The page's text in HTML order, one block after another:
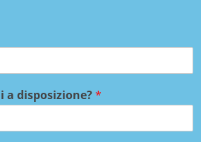
a disposizione?*